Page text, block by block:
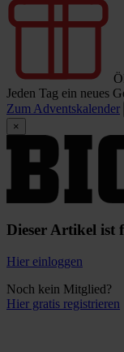
Jeden Tag ein neues
Zum Adventskalender
×
Dieser Artikel ist
Hier einloggen
Noch kein Mitglied?
Hier gratis registrieren